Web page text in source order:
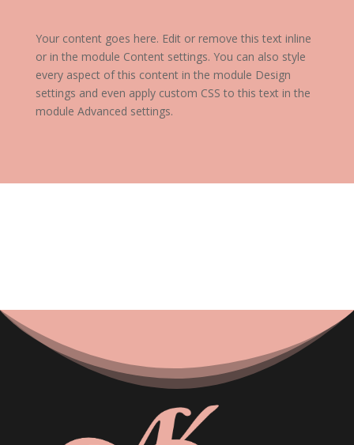
Your content goes here. Edit or remove this text inline
or in the module Content settings. You can also style
every aspect of this content in the module Design
settings and even apply custom CSS to this text in the
module Advanced settings.